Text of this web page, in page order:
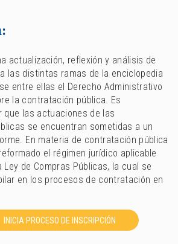
actualización, reflexión y análisis de
las distintas ramas de la enciclopedia
entre ellas el Derecho Administrativo
la contratación pública. Es
que las actuaciones de las
se encuentran sometidas a un
En materia de contratación pública
el régimen jurídico aplicable
de Compras Públicas, la cual se
en los procesos de contratación en
INICIA PROCESO DE INSCRIPCIÓN